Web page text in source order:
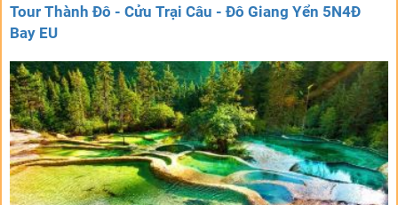
Tour Thành Đô - Cửu Trại Câu - Đô Giang Yển 5N4Đ
Bay EU